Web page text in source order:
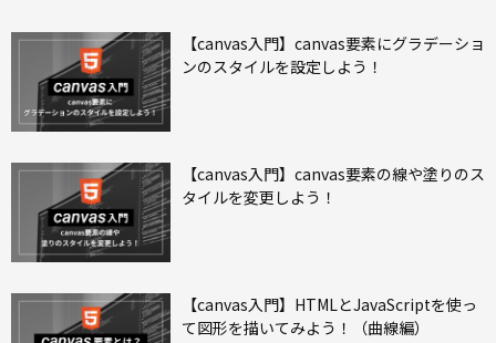
【canvas入門】canvas要素にグラデーショ
ンのスタイルを設定しよう！
【canvas入門】canvas要素の線や塗りのス
タイルを変更しよう！
【canvas入門】HTMLとJavaScriptを使っ
て図形を描いてみよう！（曲線編）